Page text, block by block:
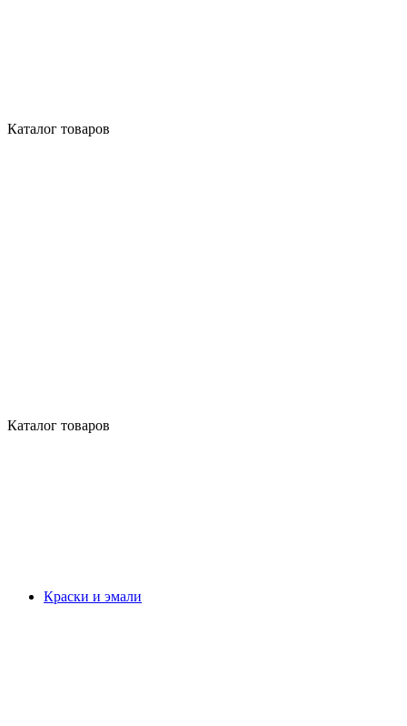
Каталог товаров
Каталог товаров
Краски и эмали